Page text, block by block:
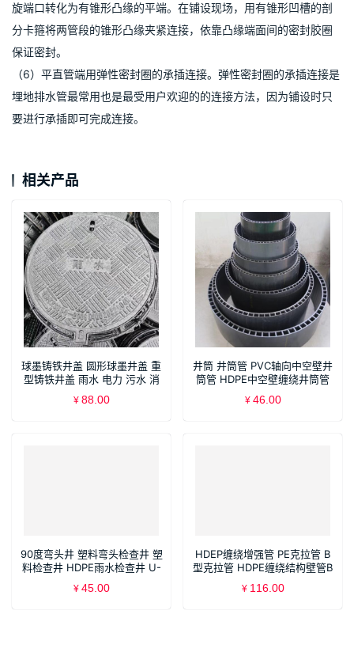
旋端口转化为有锥形凸缘的平端。在铺设现场，用有锥形凹槽的剖
分卡箍将两管段的锥形凸缘夹紧连接，依靠凸缘端面间的密封胶圈
保证密封。
（6）平直管端用弹性密封圈的承插连接。弹性密封圈的承插连接是
埋地排水管最常用也是最受用户欢迎的的连接方法，因为铺设时只
要进行承插即可完成连接。
相关产品
球墨铸铁井盖 圆形球墨井盖 重
型铸铁井盖 雨水 电力 污水 消
道 窨井盖
¥ 88.00
井筒 井筒管 PVC轴向中空壁井
筒管 HDPE中空壁缠绕井筒管
¥ 46.00
90度弯头井 塑料弯头检查井 塑
料检查井 HDPE雨水检查井 U-
井
¥ 45.00
HDEP缠绕增强管 PE克拉管 B
型克拉管 HDPE缠绕结构壁管B
¥ 116.00